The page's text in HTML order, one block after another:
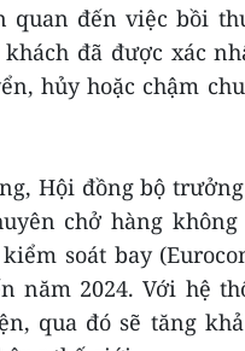
quan đến việc bồi
đã được xác
hủy hoặc chậm
Hội đồng bộ
chở hàng
soát bay
năm 2024. Với hệ
qua đó sẽ tăng